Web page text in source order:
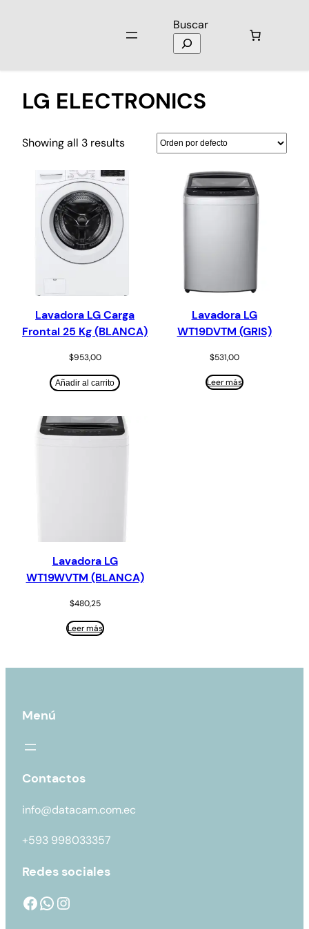
Buscar
LG ELECTRONICS
Showing all 3 results
Lavadora LG Carga
Frontal 25 Kg (BLANCA)
$953,00
Añadir al carrito
Lavadora LG
WT19DVTM (GRIS)
$531,00
Leer más
Lavadora LG
WT19WVTM (BLANCA)
$480,25
Leer más
Menú
Contactos
info@datacam.com.ec
+593 998033357
Redes sociales